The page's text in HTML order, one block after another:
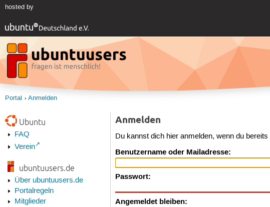
hosted by
Portal Anmelden
Ubuntu
FAQ
Verein
ubuntuusers.de
Über ubuntuusers.de
Portalregeln
Mitglieder
Anmelden
Du kannst dich hier anmelden, wenn du bereits
Benutzername oder Mailadresse:
Passwort:
Angemeldet bleiben: